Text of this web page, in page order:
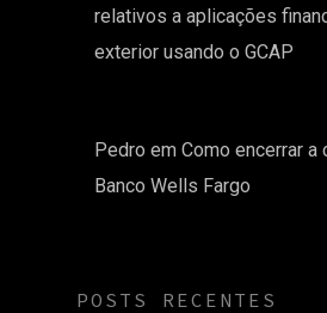
relativos a aplicações
exterior usando o GCAP
Pedro em Como encerrar a
Banco Wells Fargo
POSTS RECENTES